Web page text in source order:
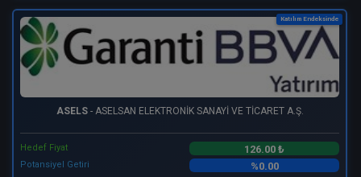
Katılım Endeksinde
ASELS- ASELSAN ELEKTRONİK SANAYİ VE TİCARET A.Ş.
Hedef Fiyat 126.00 ₺
Potansiyel Getiri %0.00